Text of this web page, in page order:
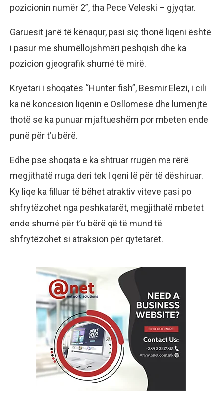
pozicionin numër 2”, tha Pece Veleski – gjyqtar.
Garuesit janë të kënaqur, pasi siç thonë liqeni është
i pasur me shumëllojshmëri peshqish dhe ka
pozicion gjeografik shumë të mirë.
Kryetari i shoqatës “Hunter fish”, Besmir Elezi, i cili
ka në koncesion liqenin e Osllomesë dhe lumenjtë
thotë se ka punuar mjaftueshëm por mbeten ende
punë për t’u bërë.
Edhe pse shoqata e ka shtruar rrugën me rërë
megjithatë rruga deri tek liqeni lë për të dëshiruar.
Ky liqe ka filluar të bëhet atraktiv viteve pasi po
shfrytëzohet nga peshkatarët, megjithatë mbetet
ende shumë për t’u bërë që të mund të
shfrytëzohet si atraksion për qytetarët.